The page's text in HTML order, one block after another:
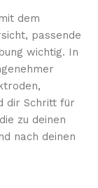
dem
passende
wichtig. In
dir Schritt für
zu deinen
nach deinen